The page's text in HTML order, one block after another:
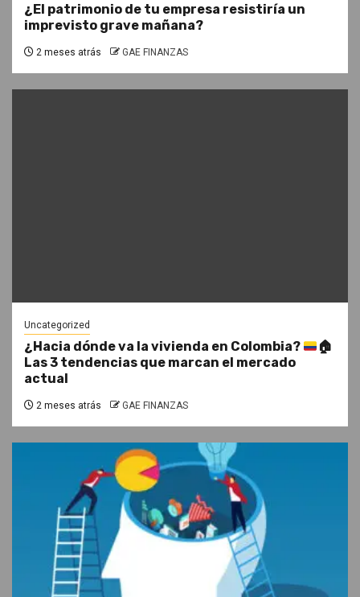
¿El patrimonio de tu empresa resistiría un
imprevisto grave mañana?
2 meses atrás GAE FINANZAS
Uncategorized
¿Hacia dónde va la vivienda en Colombia?
🏠
Las 3 tendencias que marcan el mercado
actual
2 meses atrás GAE FINANZAS